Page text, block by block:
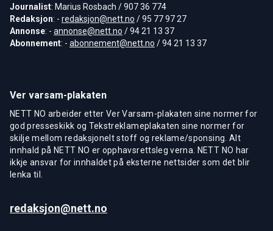
Journalist: Marius Rosbach / 907 36 774
Redaksjon: - redaksjon@nett.no / 95 77 97 27
Annonse: - annonse@nett.no / 94 21 13 37
Abonnement: - abonnement@nett.no / 94 21 13 37
Ver varsam-plakaten
NETT NO arbeider etter Ver Varsam-plakaten sine normer for
god presseskikk og Tekstreklameplakaten sine normer for
skilje mellom redaksjonelt stoff og reklame/sponsing. Alt
innhald på NETT NO er opphavsrettsleg verna. NETT NO har
ikkje ansvar for innhaldet på eksterne nettsider som det blir
lenka til.
redaksjon@nett.no